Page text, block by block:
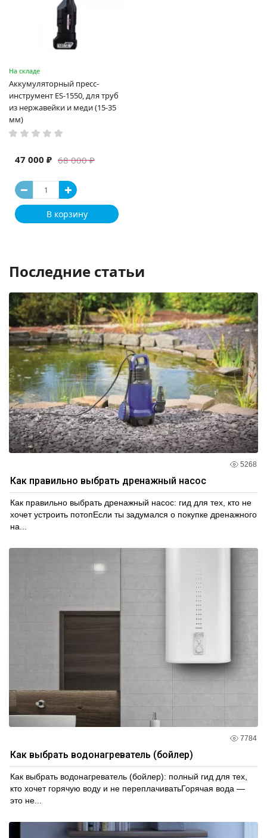
На складе
Аккумуляторный пресс-
инструмент ES-1550, для труб
из нержавейки и меди (15-35
мм)
68 000 ₽
47 000 ₽
В корзину
Последние статьи
5268
Как правильно выбрать дренажный насос
Как правильно выбрать дренажный насос: гид для тех, кто не
хочет устроить потопЕсли ты задумался о покупке дренажного
на...
7784
Как выбрать водонагреватель (бойлер)
Как выбрать водонагреватель (бойлер): полный гид для тех,
кто хочет горячую воду и не переплачиватьГорячая вода —
это не...